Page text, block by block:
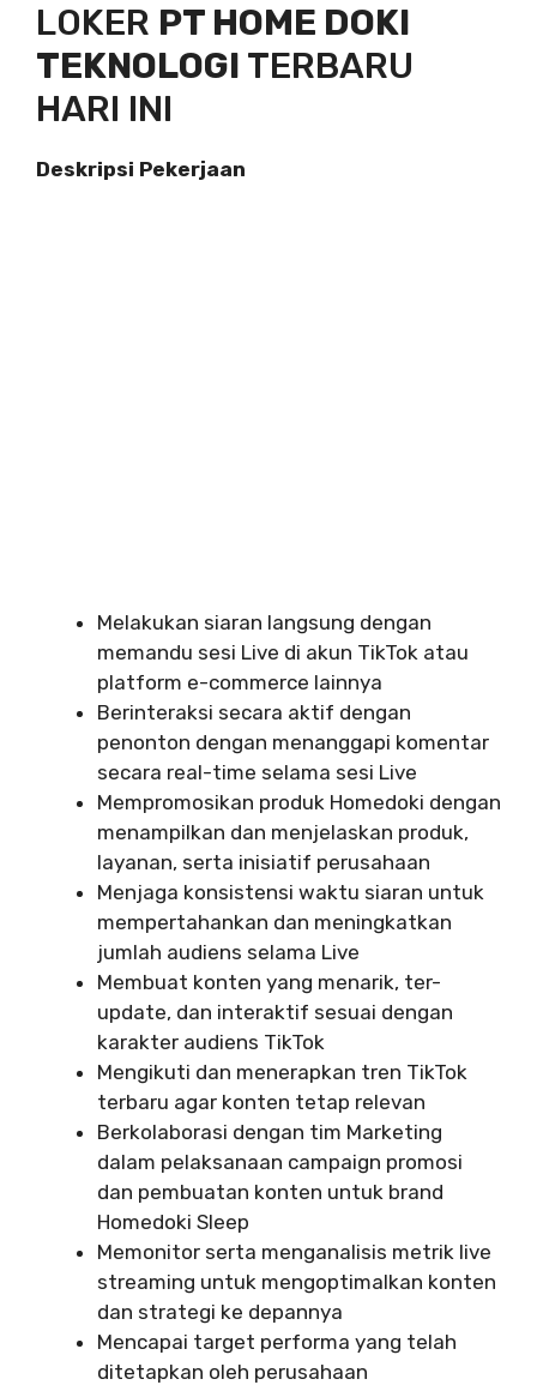
LOKER PT HOME DOKI
TEKNOLOGI TERBARU
HARI INI
Deskripsi Pekerjaan
Melakukan siaran langsung dengan
memandu sesi Live di akun TikTok atau
platform e-commerce lainnya
Berinteraksi secara aktif dengan
penonton dengan menanggapi komentar
secara real-time selama sesi Live
Mempromosikan produk Homedoki dengan
menampilkan dan menjelaskan produk,
layanan, serta inisiatif perusahaan
Menjaga konsistensi waktu siaran untuk
mempertahankan dan meningkatkan
jumlah audiens selama Live
Membuat konten yang menarik, ter-
update, dan interaktif sesuai dengan
karakter audiens TikTok
Mengikuti dan menerapkan tren TikTok
terbaru agar konten tetap relevan
Berkolaborasi dengan tim Marketing
dalam pelaksanaan campaign promosi
dan pembuatan konten untuk brand
Homedoki Sleep
Memonitor serta menganalisis metrik live
streaming untuk mengoptimalkan konten
dan strategi ke depannya
Mencapai target performa yang telah
ditetapkan oleh perusahaan